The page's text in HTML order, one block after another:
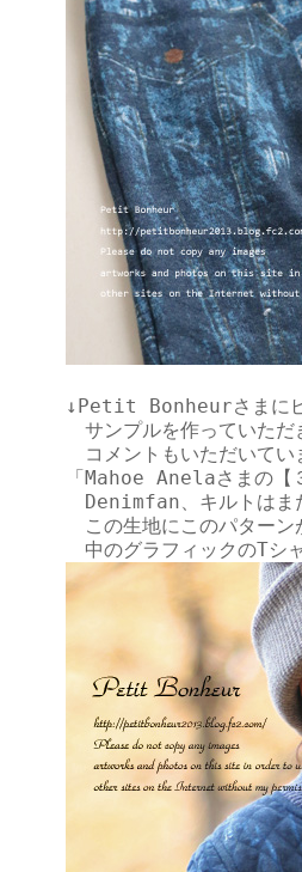
↓Petit Bonheurさま に
サンプルを作っていただ
「Mahoe Anelaさまの【
Denimfan、キルトはま
この生地にこのパターン